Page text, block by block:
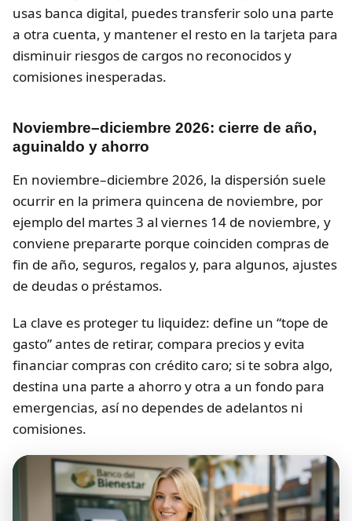
usas banca digital, puedes transferir solo una parte
a otra cuenta, y mantener el resto en la tarjeta para
disminuir riesgos de cargos no reconocidos y
comisiones inesperadas.
Noviembre–diciembre 2026: cierre de año,
aguinaldo y ahorro
En noviembre–diciembre 2026, la dispersión suele
ocurrir en la primera quincena de noviembre, por
ejemplo del martes 3 al viernes 14 de noviembre, y
conviene prepararte porque coinciden compras de
fin de año, seguros, regalos y, para algunos, ajustes
de deudas o préstamos.
La clave es proteger tu liquidez: define un “tope de
gasto” antes de retirar, compara precios y evita
financiar compras con crédito caro; si te sobra algo,
destina una parte a ahorro y otra a un fondo para
emergencias, así no dependes de adelantos ni
comisiones.